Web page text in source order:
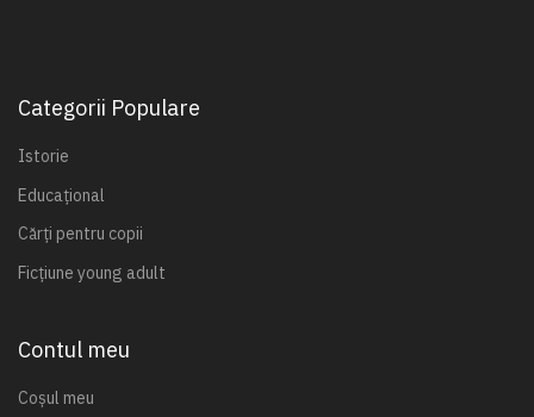
Categorii Populare
Istorie
Educațional
Cărți pentru copii
Ficțiune young adult
Contul meu
Coșul meu